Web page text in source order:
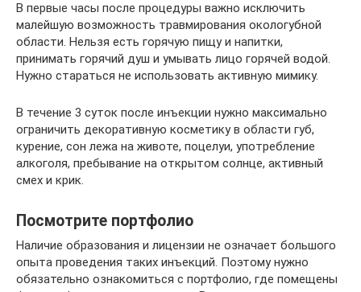
В первые часы после процедуры важно исключить
малейшую возможность травмирования окологубной
области. Нельзя есть горячую пищу и напитки,
принимать горячий душ и умывать лицо горячей водой.
Нужно стараться не использовать активную мимику.
В течение 3 суток после инъекции нужно максимально
ограничить декоративную косметику в области губ,
курение, сон лежа на животе, поцелуи, употребление
алкоголя, пребывание на открытом солнце, активный
смех и крик.
Посмотрите портфолио
Наличие образования и лицензии не означает большого
опыта проведения таких инъекций. Поэтому нужно
обязательно ознакомиться с портфолио, где помещены